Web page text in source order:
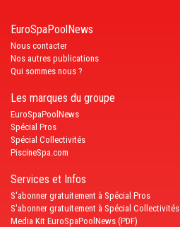
EuroSpaPoolNews
Nous contacter
Nos autres publications
Qui sommes nous ?
Les marques du groupe
EuroSpaPoolNews
Spécial Pros
Spécial Collectivités
PiscineSpa.com
Services et Infos
S'abonner gratuitement à Spécial Pros
S'abonner gratuitement à Spécial Collectivités
Media Kit EuroSpaPoolNews (PDF)